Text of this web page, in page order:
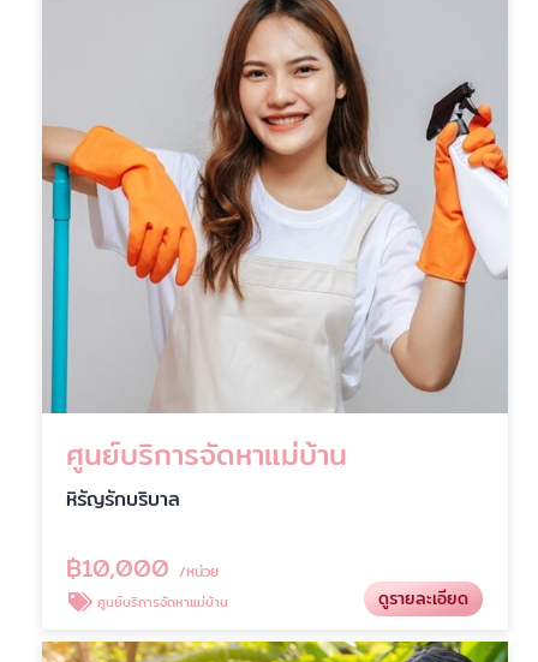
ศูนย์บริการจัดหาแม่บ้าน
หิรัญรักบริบาล
฿10,000 /หน่วย
ศูนย์บริการจัดหาแม่บ้าน ดูรายละเอียด